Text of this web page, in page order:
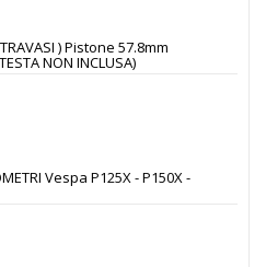
) Pistone 57.8mm
NON INCLUSA)
Vespa P125X - P150X -